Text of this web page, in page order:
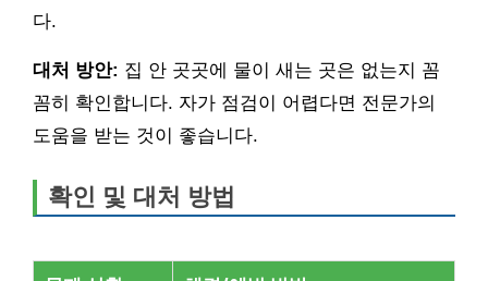
다.
대처 방안: 집 안 곳곳에 물이 새는 곳은 없는지 꼼
꼼히 확인합니다. 자가 점검이 어렵다면 전문가의
도움을 받는 것이 좋습니다.
확인 및 대처 방법